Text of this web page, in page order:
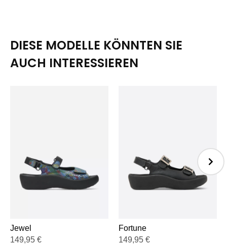
DIESE MODELLE KÖNNTEN SIE
AUCH INTERESSIEREN
Jewel
149,95 €
Fortune
149,95 €